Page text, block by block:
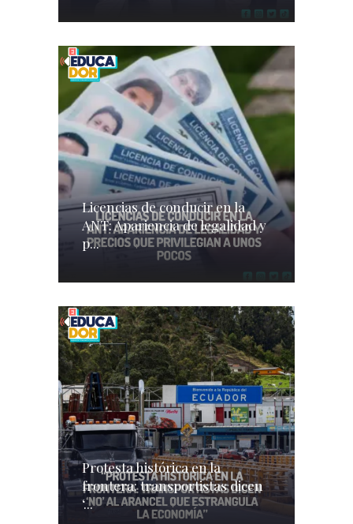
Licencias de conducir en la
ANT: Apariencia de legalidad y
p...
Protesta histórica en la
frontera: transportistas dicen
‘...